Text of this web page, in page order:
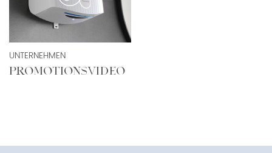
UNTERNEHMEN
PROMOTIONSVIDEO